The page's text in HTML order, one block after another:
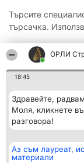
ОРЛИ
18:45
Здравейте,
Моля, кликнете
разговора!
Аз съм лауреат,
материали
Търсите
търсачка.
Организатор на
класиране